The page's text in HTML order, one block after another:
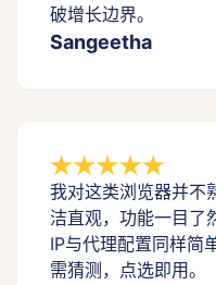
破增长边界。
Sangeetha
我对这类浏览器并不
洁直观，功能一目了
IP与代理配置同样
需猜测，点选即用。